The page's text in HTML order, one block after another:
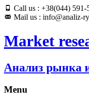
Call us : +38(044) 591-
Mail us : info@analiz-
Market
Анализ рынка
Menu